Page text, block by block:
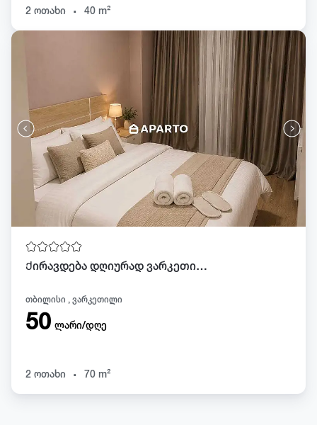
2 ოთახი . 40 m²
Ქირავდება დღიურად ვარკეთილში
თბილისი , ვარკეთილი
50 ლარი/დღე
2 ოთახი . 70 m²